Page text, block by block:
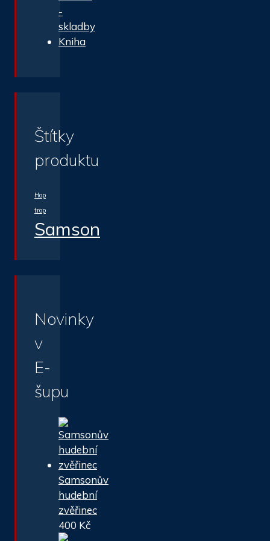
-
skladby
Kniha
Štítky
produktu
Hop
trop
Samson
Novinky
v
E-
šupu
Samsonův
hudební
zvěřinec
400 Kč